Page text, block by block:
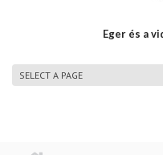
Eger és a